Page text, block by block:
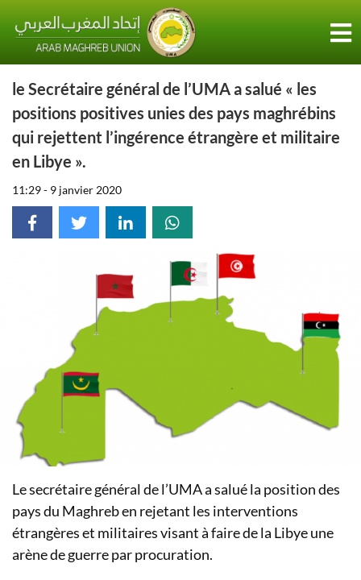
le Secrétaire général de l’UMA a salué « les
positions positives unies des pays maghrébins
qui rejettent l’ingérence étrangère et militaire
en Libye ».
11:29 - 9 janvier 2020
Le secrétaire général de l’UMA a salué la position des
pays du Maghreb en rejetant les interventions
étrangères et militaires visant à faire de la Libye une
arène de guerre par procuration.